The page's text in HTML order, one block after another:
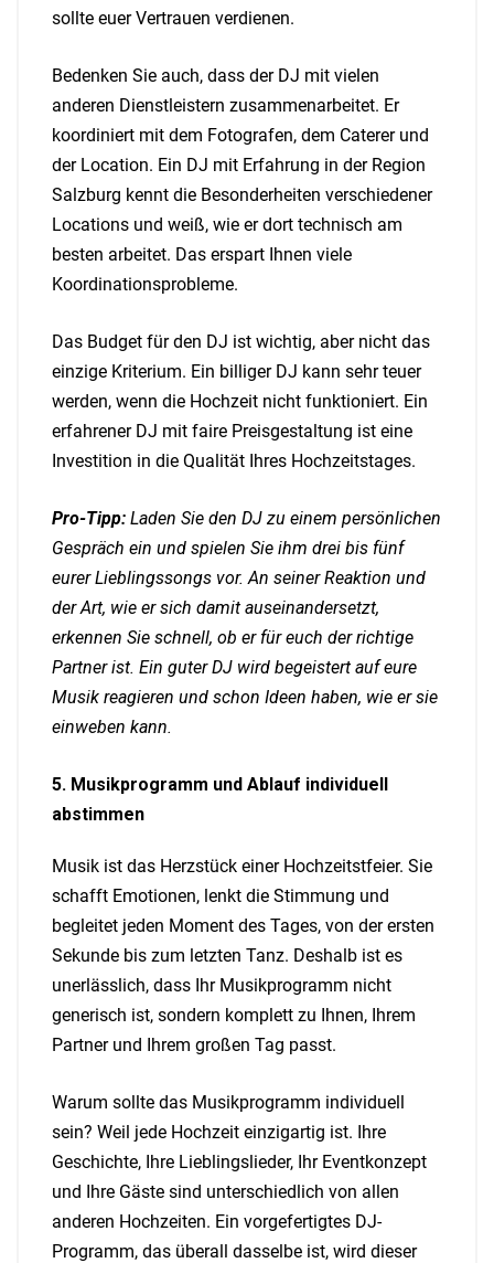
sollte euer Vertrauen verdienen.
Bedenken Sie auch, dass der DJ mit vielen
anderen Dienstleistern zusammenarbeitet. Er
koordiniert mit dem Fotografen, dem Caterer und
der Location. Ein DJ mit Erfahrung in der Region
Salzburg kennt die Besonderheiten verschiedener
Locations und weiß, wie er dort technisch am
besten arbeitet. Das erspart Ihnen viele
Koordinationsprobleme.
Das Budget für den DJ ist wichtig, aber nicht das
einzige Kriterium. Ein billiger DJ kann sehr teuer
werden, wenn die Hochzeit nicht funktioniert. Ein
erfahrener DJ mit faire Preisgestaltung ist eine
Investition in die Qualität Ihres Hochzeitstages.
Pro-Tipp: Laden Sie den DJ zu einem persönlichen
Gespräch ein und spielen Sie ihm drei bis fünf
eurer Lieblingssongs vor. An seiner Reaktion und
der Art, wie er sich damit auseinandersetzt,
erkennen Sie schnell, ob er für euch der richtige
Partner ist. Ein guter DJ wird begeistert auf eure
Musik reagieren und schon Ideen haben, wie er sie
einweben kann.
5. Musikprogramm und Ablauf individuell
abstimmen
Musik ist das Herzstück einer Hochzeitstfeier. Sie
schafft Emotionen, lenkt die Stimmung und
begleitet jeden Moment des Tages, von der ersten
Sekunde bis zum letzten Tanz. Deshalb ist es
unerlässlich, dass Ihr Musikprogramm nicht
generisch ist, sondern komplett zu Ihnen, Ihrem
Partner und Ihrem großen Tag passt.
Warum sollte das Musikprogramm individuell
sein? Weil jede Hochzeit einzigartig ist. Ihre
Geschichte, Ihre Lieblingslieder, Ihr Eventkonzept
und Ihre Gäste sind unterschiedlich von allen
anderen Hochzeiten. Ein vorgefertigtes DJ-
Programm, das überall dasselbe ist, wird dieser